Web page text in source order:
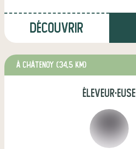
Découvrir
à Châtenoy (34,5 km)
éleveur·euse